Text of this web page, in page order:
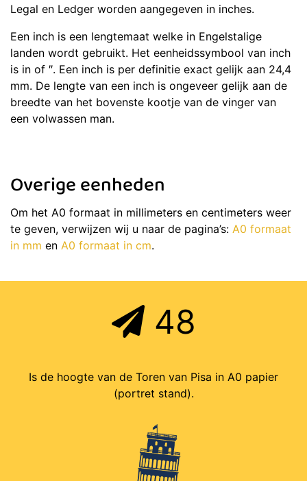
Legal en Ledger worden aangegeven in inches.
Een inch is een lengtemaat welke in Engelstalige
landen wordt gebruikt. Het eenheidssymbool van inch
is in of ″. Een inch is per definitie exact gelijk aan 24,4
mm. De lengte van een inch is ongeveer gelijk aan de
breedte van het bovenste kootje van de vinger van
een volwassen man.
Overige eenheden
Om het A0 formaat in millimeters en centimeters weer
te geven, verwijzen wij u naar de pagina’s: A0 formaat
in mm en A0 formaat in cm.
48
Is de hoogte van de Toren van Pisa in A0 papier
(portret stand).